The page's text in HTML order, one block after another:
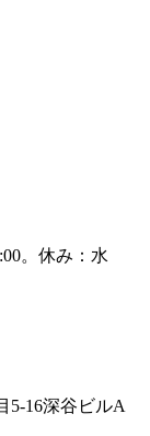
5-16深谷ビルA